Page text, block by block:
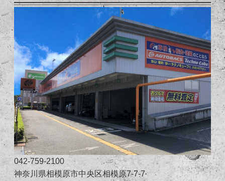
042-759-2100
神奈川県相模原市中央区相模原7-7-7